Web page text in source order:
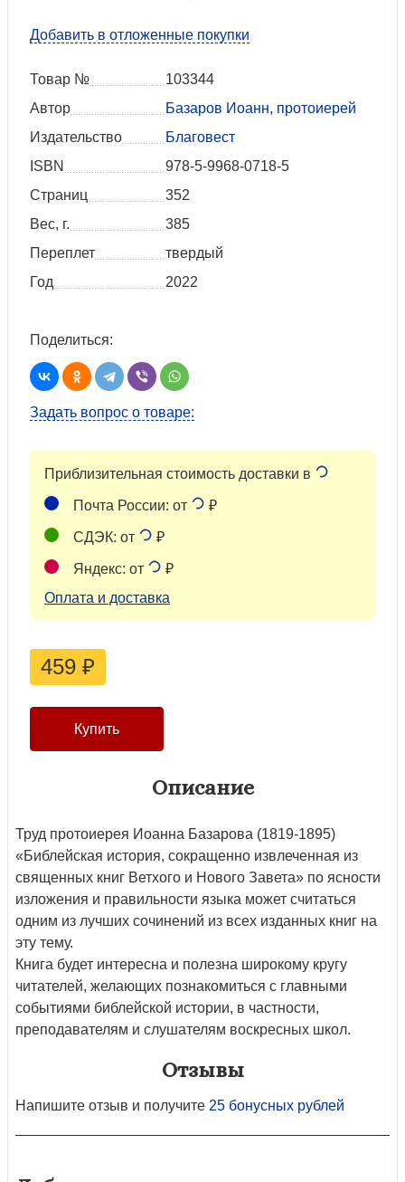
Добавить в отложенные покупки
Товар №
103344
Автор
Базаров Иоанн, протоиерей
Издательство
Благовест
ISBN
978-5-9968-0718-5
Страниц
352
Вес, г.
385
Переплет
твердый
Год
2022
Поделиться:
Задать вопрос о товаре:
Приблизительная стоимость доставки в
Почта России: от ₽
СДЭК: от ₽
Яндекс: от
₽
Оплата и доставка
459 ₽
Описание
Труд протоиерея Иоанна Базарова (1819-1895)
«Библейская история, сокращенно извлеченная из
священных книг Ветхого и Нового Завета» по ясности
изложения и правильности языка может считаться
одним из лучших сочинений из всех изданных книг на
эту тему.
Книга будет интересна и полезна широкому кругу
читателей, желающих познакомиться с главными
событиями библейской истории, в частности,
преподавателям и слушателям воскресных школ.
Отзывы
Напишите отзыв и получите 25 бонусных рублей